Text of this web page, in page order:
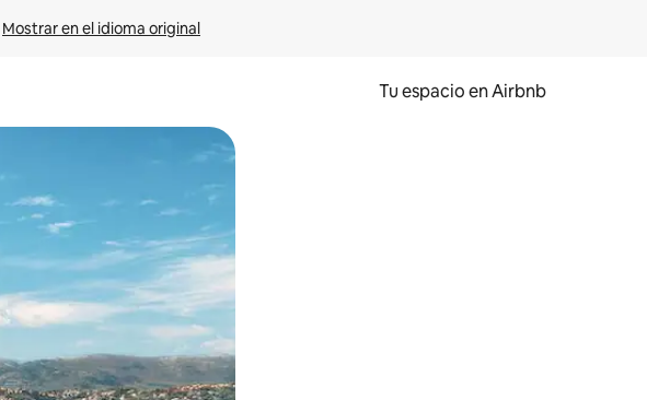
Mostrar en el idioma original
Tu espacio en Airbnb